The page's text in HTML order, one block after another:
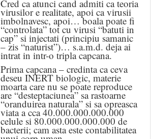
Cred ca atunci cand admiti ca teoria
virusilor e realitate, apoi ca virusii
imbolnavesc, apoi… boala poate fi
“controlata” tot cu virusi “batuti in
cap” si injectati (principiu samanic
– zis “naturist”)… s.a.m.d. deja ai
intrat in intr-o tripla capcana.
Prima capcana – credinta ca ceva
deseu INERT biologic, materie
moarta care nu se poate reproduce
are “desteptaciunea” sa rastoarne
“oranduirea naturala” si sa opreasca
viata a cca 40.000.000.000.000
celule si 80.000.000.000.000 de
bacterii; cam asta este contabilitatea